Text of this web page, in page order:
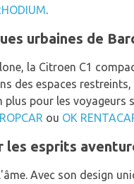
.
urbaines de
la Citroen C1
des espaces
pour les voyageurs
ou OK
les esprits
Avec son design